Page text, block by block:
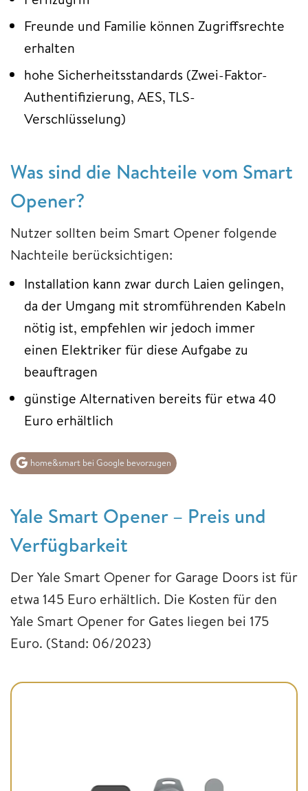
Freunde und Familie können Zugriffsrechte
erhalten
hohe Sicherheitsstandards (Zwei-Faktor-
Authentifizierung, AES, TLS-
Verschlüsselung)
Was sind die Nachteile vom Smart
Opener?
Nutzer sollten beim Smart Opener folgende
Nachteile berücksichtigen:
Installation kann zwar durch Laien gelingen,
da der Umgang mit stromführenden Kabeln
nötig ist, empfehlen wir jedoch immer
einen Elektriker für diese Aufgabe zu
beauftragen
günstige Alternativen bereits für etwa 40
Euro erhältlich
home&smart bei Google bevorzugen
Yale Smart Opener – Preis und
Verfügbarkeit
Der Yale Smart Opener for Garage Doors ist für
etwa 145 Euro erhältlich. Die Kosten für den
Yale Smart Opener for Gates liegen bei 175
Euro. (Stand: 06/2023)